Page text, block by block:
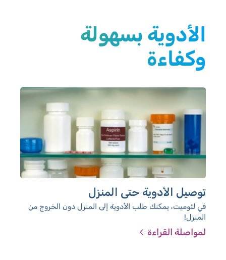
الأدوية بسهولة
وكفاءة
توصيل الأدوية حتى المنزل
في لئوميت، يمكنك طلب الأدوية إلى المنزل دون الخروج من
المنزل!
لمواصلة القراءة